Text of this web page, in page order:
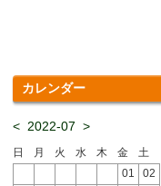
カレンダー
< 2022-07 >
日 月 火 水 木 金
土
01
02